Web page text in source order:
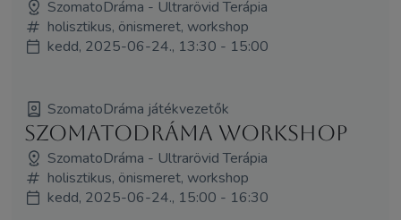
SzomatoDráma - Ultrarövid Terápia
holisztikus, önismeret, workshop
kedd, 2025-06-24., 13:30 - 15:00
SzomatoDráma játékvezetők
SzomatoDráma Workshop
SzomatoDráma - Ultrarövid Terápia
holisztikus, önismeret, workshop
kedd, 2025-06-24., 15:00 - 16:30